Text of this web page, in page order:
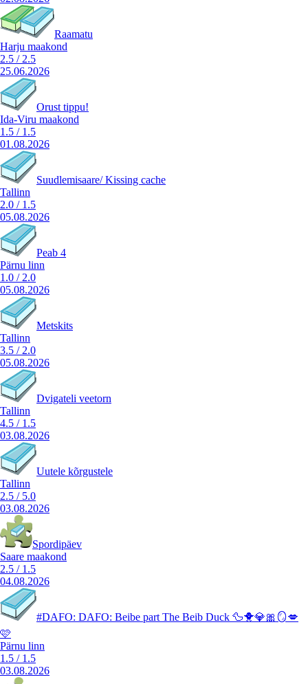
Raamatu
Harju maakond
2.5 / 2.5
25.06.2026
Orust tippu!
Ida-Viru maakond
1.5 / 1.5
01.08.2026
Suudlemisaare/ Kissing cache
Tallinn
2.0 / 1.5
05.08.2026
Peab 4
Pärnu linn
1.0 / 2.0
05.08.2026
Metskits
Tallinn
3.5 / 2.0
05.08.2026
Dvigateli veetorn
Tallinn
4.5 / 1.5
03.08.2026
Uutele kõrgustele
Tallinn
2.5 / 5.0
03.08.2026
Spordipäev
Saare maakond
2.5 / 1.5
04.08.2026
#DAFO: DAFO: Beibe part The Beib Duck 🦆🐥💎🎀🪞💋
🩷
Pärnu linn
1.5 / 1.5
03.08.2026